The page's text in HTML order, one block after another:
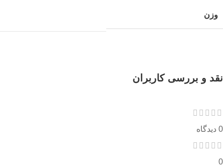
وزن
نقد و بررسی کاربران
0 دیدگاه
0